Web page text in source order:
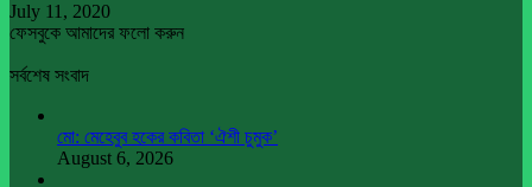
July 11, 2020
ফেসবুকে আমাদের ফলো করুন
সর্বশেষ সংবাদ
মো: মেহেবুব হকের কবিতা ‘ঐশী চুমুক’
August 6, 2026